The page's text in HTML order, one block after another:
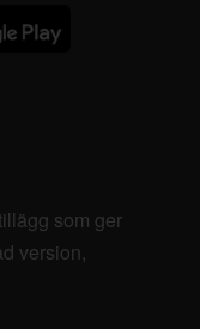
som ger
version,